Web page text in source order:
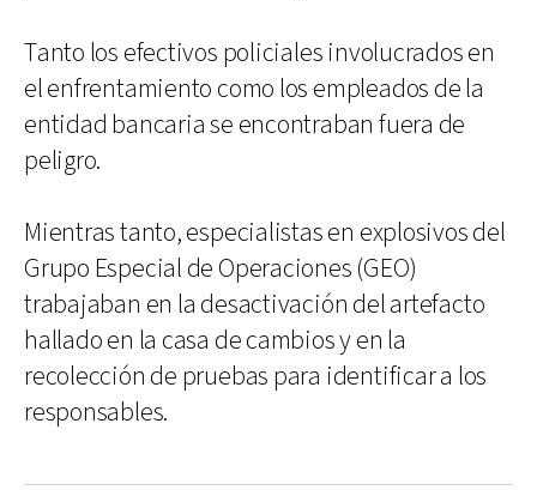
Tanto los efectivos policiales involucrados en
el enfrentamiento como los empleados de la
entidad bancaria se encontraban fuera de
peligro.
Mientras tanto, especialistas en explosivos del
Grupo Especial de Operaciones (GEO)
trabajaban en la desactivación del artefacto
hallado en la casa de cambios y en la
recolección de pruebas para identificar a los
responsables.